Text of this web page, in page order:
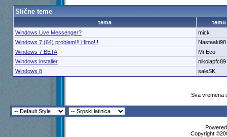
Slične teme
tema
temu
Windows Live Messenger?
mick
Windows 7 (64) problem!!! Hitno!!!
Nastaaki98
Windows 7 BETA
Mr.Eco
Windows installer
nikolapfc89
Windows 8
saleSK
Sva vremena
Copyright